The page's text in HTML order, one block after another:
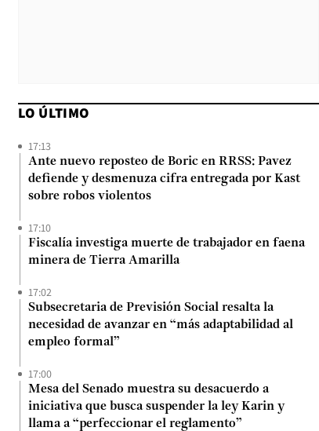
LO ÚLTIMO
17:13
Ante nuevo reposteo de Boric en RRSS: Pavez
defiende y desmenuza cifra entregada por Kast
sobre robos violentos
17:10
Fiscalía investiga muerte de trabajador en faena
minera de Tierra Amarilla
17:02
Subsecretaria de Previsión Social resalta la
necesidad de avanzar en “más adaptabilidad al
empleo formal”
17:00
Mesa del Senado muestra su desacuerdo a
iniciativa que busca suspender la ley Karin y
llama a “perfeccionar el reglamento”